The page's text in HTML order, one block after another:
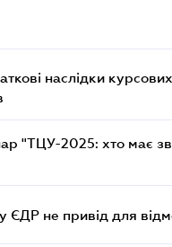
наслідки
"ТЦУ-2025: хто має
ЄДР не привід для